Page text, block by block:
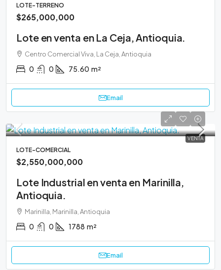
LOTE-TERRENO
$265,000,000
Lote en venta en La Ceja, Antioquia.
Centro Comercial Viva, La Ceja, Antioquia
0 0 75.60 m²
Email
VENTA
LOTE-COMERCIAL
$2,550,000,000
Lote Industrial en venta en Marinilla,
Antioquia.
Marinilla, Marinilla, Antioquia
0 0 1788 m²
Email